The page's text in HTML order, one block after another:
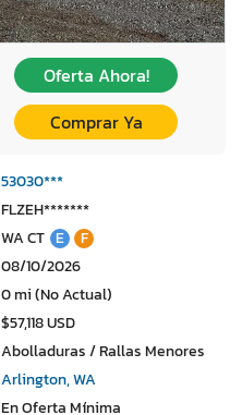
Oferta Ahora!
Comprar Ya
53030***
FLZEH*******
WA CT E
F
08/10/2026
0 mi (No Actual)
$57,118 USD
Abolladuras / Rallas Menores
Arlington, WA
En Oferta Mínima